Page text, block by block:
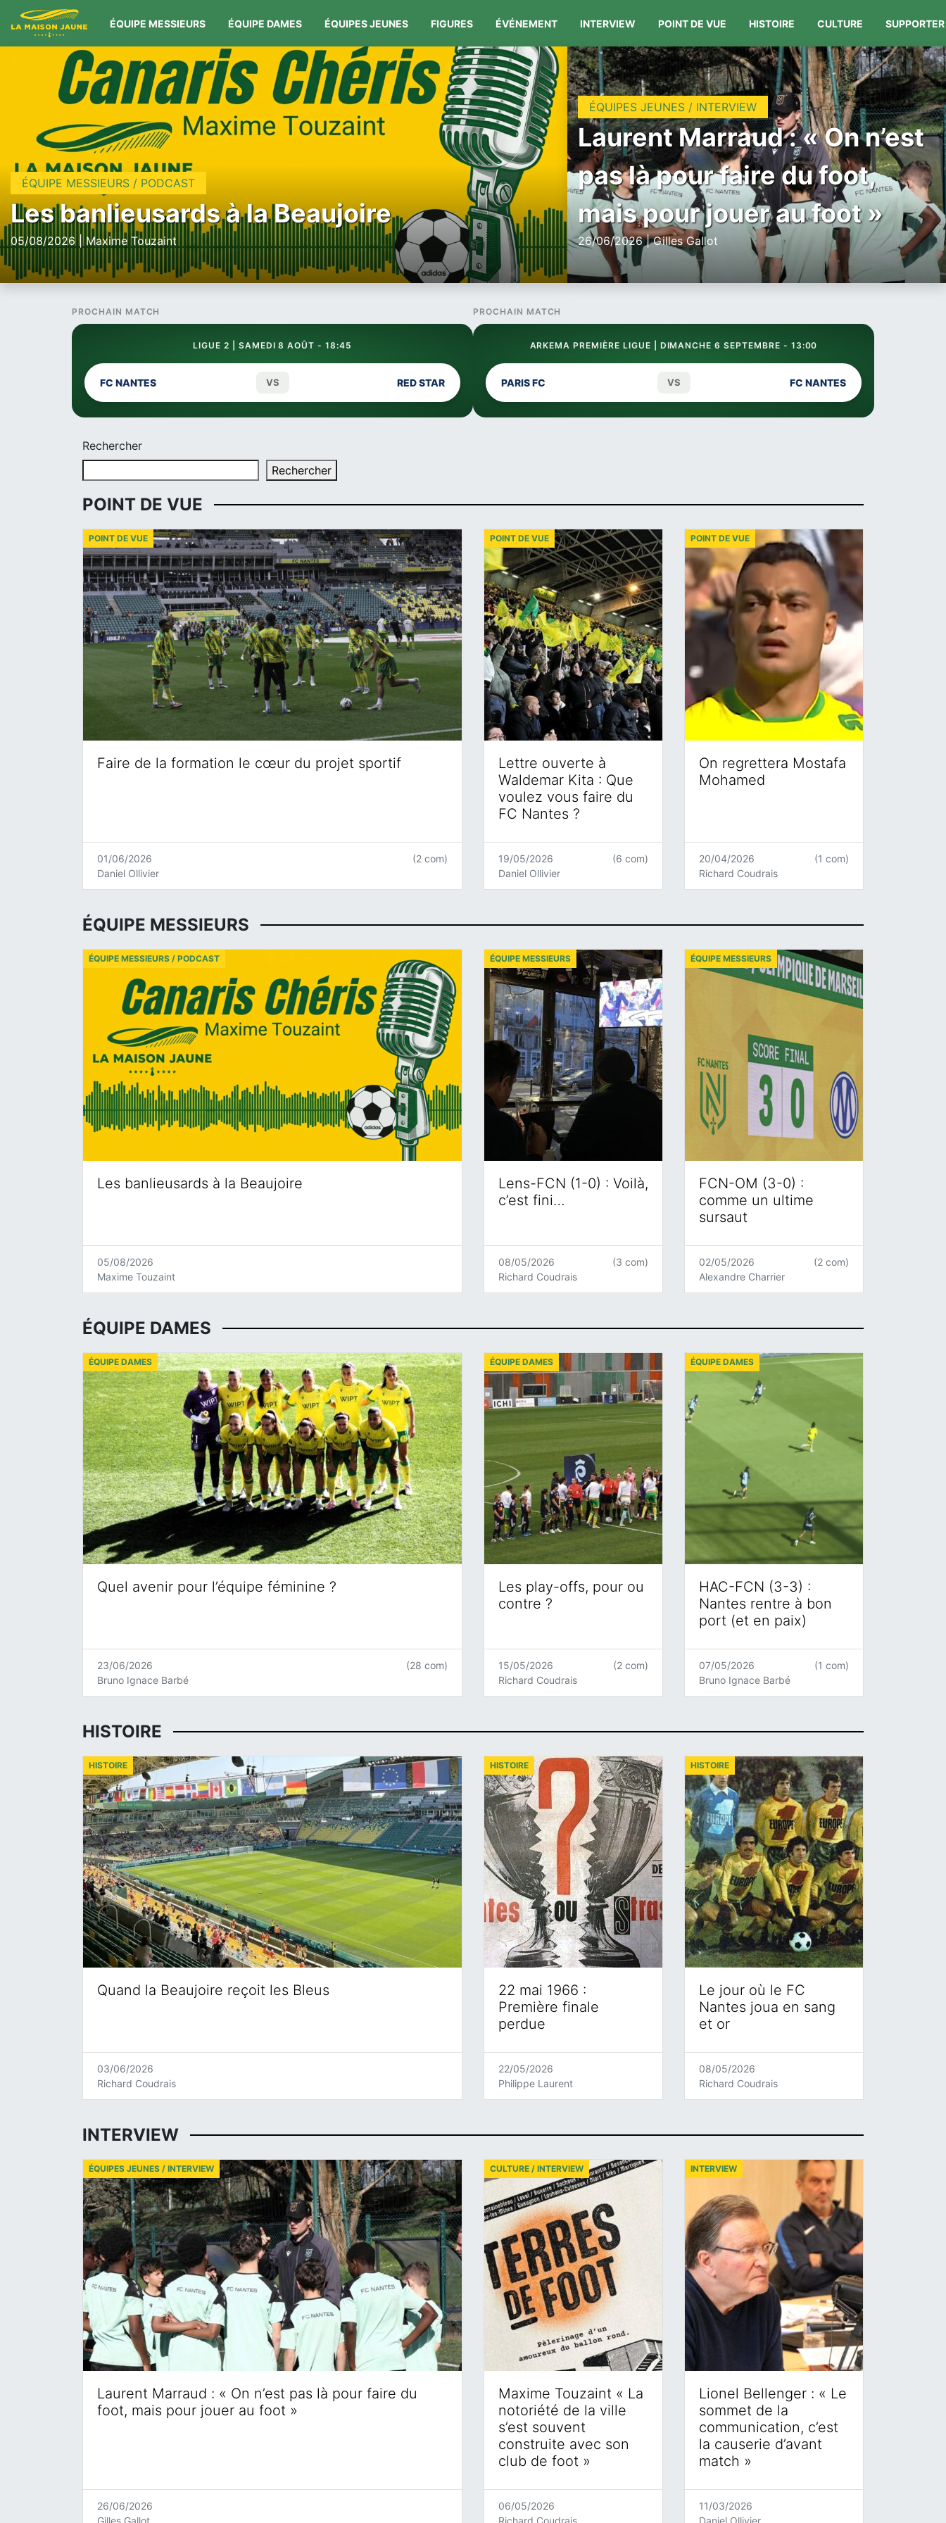
ÉQUIPE MESSIEURS ÉQUIPE DAMES ÉQUIPES JEUNES FIGURES ÉVÉNEMENT INTERVIEW POINT DE VUE HISTOIRE CULTURE SUPPORTER
ÉQUIPE MESSIEURS / PODCAST
Les banlieusards à la Beaujoire
05/08/2026 | Maxime Touzaint
ÉQUIPES JEUNES / INTERVIEW
Laurent Marraud : « On n’est
pas là pour faire du foot,
mais pour jouer au foot »
26/06/2026 | Gilles Gallot
PROCHAIN MATCH
LIGUE 2 | SAMEDI 8 AOÛT - 18:45
FC NANTES VS RED STAR
PROCHAIN MATCH
ARKEMA PREMIÈRE LIGUE | DIMANCHE 6 SEPTEMBRE - 13:00
PARIS FC VS FC NANTES
Rechercher
Rechercher
POINT DE VUE
Faire de la formation le cœur du projet sportif
POINT DE VUE
01/06/2026
Daniel Ollivier
(2 com)
Lettre ouverte à
Waldemar Kita : Que
voulez vous faire du
FC Nantes ?
POINT DE VUE
19/05/2026
Daniel Ollivier
(6 com)
On regrettera Mostafa
Mohamed
POINT DE VUE
20/04/2026
Richard Coudrais
(1 com)
ÉQUIPE MESSIEURS
Les banlieusards à la Beaujoire
ÉQUIPE MESSIEURS / PODCAST
05/08/2026
Maxime Touzaint
Lens-FCN (1-0) : Voilà,
c’est fini…
ÉQUIPE MESSIEURS
08/05/2026
Richard Coudrais
(3 com)
FCN-OM (3-0) :
comme un ultime
sursaut
ÉQUIPE MESSIEURS
02/05/2026
Alexandre Charrier
(2 com)
ÉQUIPE DAMES
Quel avenir pour l’équipe féminine ?
ÉQUIPE DAMES
23/06/2026
Bruno Ignace Barbé
(28 com)
Les play-offs, pour ou
contre ?
ÉQUIPE DAMES
15/05/2026
Richard Coudrais
(2 com)
HAC-FCN (3-3) :
Nantes rentre à bon
port (et en paix)
ÉQUIPE DAMES
07/05/2026
Bruno Ignace Barbé
(1 com)
HISTOIRE
Quand la Beaujoire reçoit les Bleus
HISTOIRE
03/06/2026
Richard Coudrais
22 mai 1966 :
Première finale
perdue
HISTOIRE
22/05/2026
Philippe Laurent
Le jour où le FC
Nantes joua en sang
et or
HISTOIRE
08/05/2026
Richard Coudrais
INTERVIEW
Laurent Marraud : « On n’est pas là pour faire du
foot, mais pour jouer au foot »
ÉQUIPES JEUNES / INTERVIEW
26/06/2026
Gilles Gallot
Maxime Touzaint « La
notoriété de la ville
s’est souvent
construite avec son
club de foot »
CULTURE / INTERVIEW
06/05/2026
Richard Coudrais
Lionel Bellenger : « Le
sommet de la
communication, c’est
la causerie d’avant
match »
INTERVIEW
11/03/2026
Daniel Ollivier